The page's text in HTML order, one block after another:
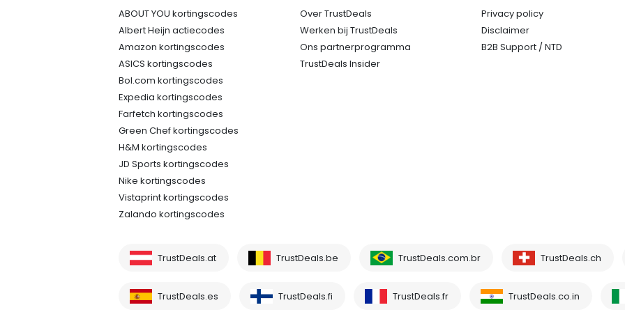
ABOUT YOU kortingscodes
Albert Heijn actiecodes
Amazon kortingscodes
ASICS kortingscodes
Bol.com kortingscodes
Expedia kortingscodes
Farfetch kortingscodes
Green Chef kortingscodes
H&M kortingscodes
JD Sports kortingscodes
Nike kortingscodes
Vistaprint kortingscodes
Zalando kortingscodes
Over TrustDeals
Werken bij TrustDeals
Ons partnerprogramma
TrustDeals Insider
Privacy policy
Disclaimer
B2B Support / NTD
TrustDeals.at TrustDeals.be TrustDeals.com.br TrustDeals.ch
TrustDeals.es TrustDeals.fi TrustDeals.fr TrustDeals.co.in